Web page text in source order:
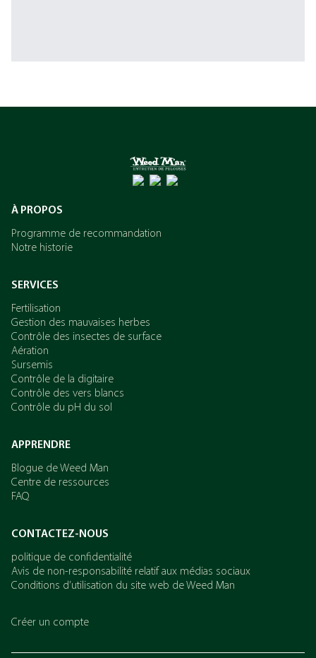
À PROPOS
Programme de recommandation
Notre historie
SERVICES
Fertilisation
Gestion des mauvaises herbes
Contrôle des insectes de surface
Aération
Sursemis
Contrôle de la digitaire
Contrôle des vers blancs
Contrôle du pH du sol
APPRENDRE
Blogue de Weed Man
Centre de ressources
FAQ
CONTACTEZ-NOUS
politique de confidentialité
Avis de non-responsabilité relatif aux médias sociaux
Conditions d’utilisation du site web de Weed Man
Créer un compte